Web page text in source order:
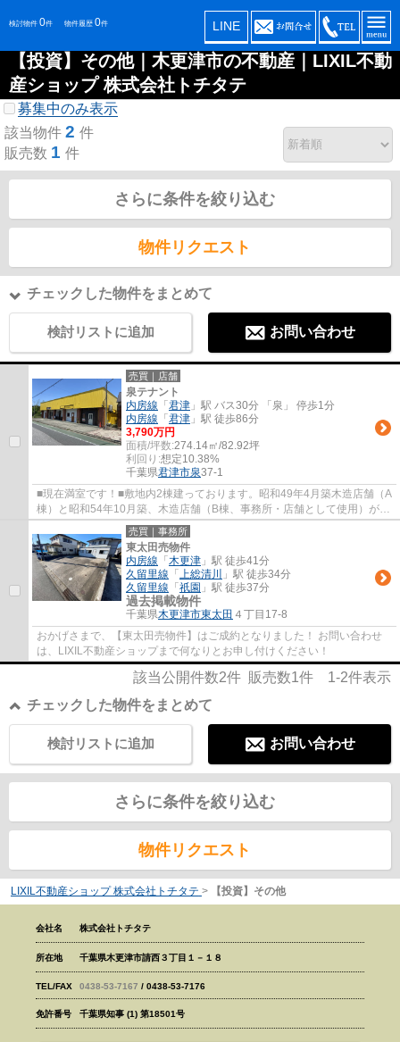
検討物件 0件 物件履歴 0件 LINE
【投資】その他｜木更津市の不動産｜LIXIL不動
産ショップ 株式会社トチタテ
募集中のみ表示
該当物件 2 件
販売数 1 件
さらに条件を絞り込む
物件リクエスト
チェックした物件をまとめて
検討リストに追加 お問い合わせ
売買｜店舗
泉テナント
内房線 「 君津 」駅 バス30分 「泉」 停歩1分
内房線 「 君津 」駅 徒歩86分
3,790万円
面積/坪数:274.14㎡/82.92坪
利回り:想定10.38%
千葉県君津市泉37-1
■現在満室です！■敷地内2棟建っております。昭和49年4月築木造店舗（A
棟）と昭和54年10月築、木造店舗（B棟、事務所・店舗として使用）がご
ざいます。■2棟合計満室で月額328,000円の収...
売買｜事務所
東太田売物件
内房線 「 木更津 」駅 徒歩41分
久留里線 「 上総清川
」駅 徒歩34分
久留里線 「 祇園 」駅 徒歩37分
過去掲載物件
千葉県木更津市東太田 ４丁目17-8
おかげさまで、【東太田売物件】はご成約となりました！ お問い合わせ
は、LIXIL不動産ショップまで何なりとお申し付けください！
該当公開件数2件 販売数1件 1-2件表示
チェックした物件をまとめて
お問い合わせ
検討リストに追加
さらに条件を絞り込む
物件リクエスト
LIXIL不動産ショップ 株式会社トチタテ > 【投資】その他
会社名 株式会社トチタテ
所在地 千葉県木更津市請西３丁目１－１８
TEL/FAX 0438-53-7167 / 0438-53-7176
免許番号 千葉県知事 (1) 第18501号